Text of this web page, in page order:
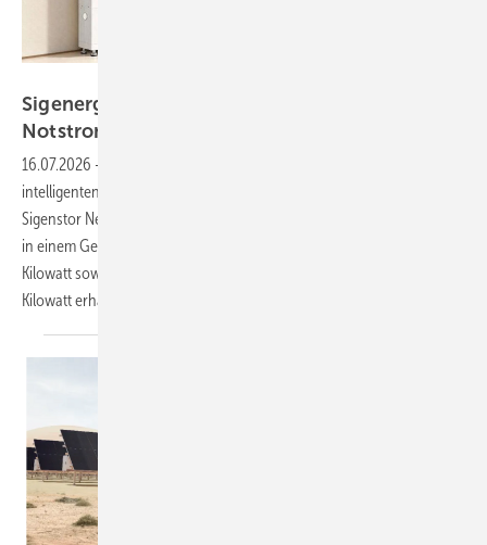
Sigenergy: KI-gestützter Heimspeicher liefert
Notstrom
16.07.2026 -
intelligenten Batteriespeichern gehört auch der neu vorgestellte
Sigenstor Neo. Der Heimspeicher integriert sämtliche Komponenten
in einem Gerät und ist in einphasigen Konfigurationen von 2,5 bis 12
Kilowatt sowie in dreiphasigen Konfigurationen von drei bis 15
Kilowatterhältlich.